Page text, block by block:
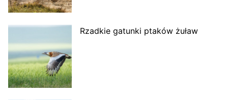
Rzadkie gatunki ptaków żuław